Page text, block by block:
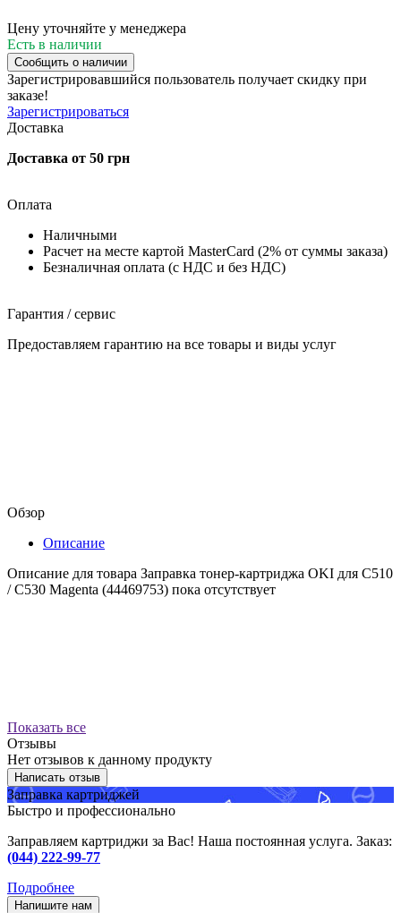
Цену уточняйте у менеджера
Есть в наличии
Сообщить о наличии
Зарегистрировавшийся пользователь получает скидку при
заказе!
Зарегистрироваться
Доставка
Доставка от 50 грн
Оплата
Наличными
Расчет на месте картой MasterCard (2% от суммы заказа)
Безналичная оплата (с НДС и без НДС)
Гарантия / сервис
Предоставляем гарантию на все товары и виды услуг
Обзор
Описание
Описание для товара Заправка тонер-картриджа OKI для C510
/ C530 Magenta (44469753) пока отсутствует
Показать все
Отзывы
Нет отзывов к данному продукту
Написать отзыв
Заправка картриджей
Быстро и профессионально
Заправляем картриджи за Вас! Наша постоянная услуга. Заказ:
(044) 222-99-77
Подробнее
Напишите нам